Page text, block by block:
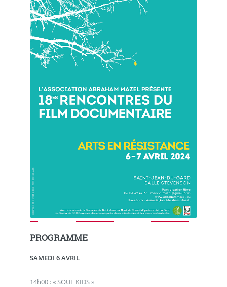
PROGRAMME
SAMEDI 6 AVRIL
14h00 : « SOUL KIDS »